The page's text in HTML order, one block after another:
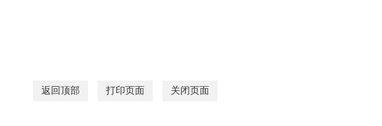
返回顶部 打印页面 关闭页面